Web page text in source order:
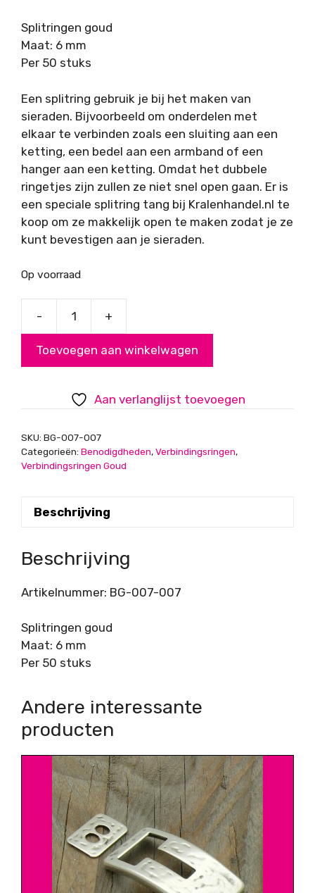
Splitringen goud
Maat: 6 mm
Per 50 stuks
Een splitring gebruik je bij het maken van
sieraden. Bijvoorbeeld om onderdelen met
elkaar te verbinden zoals een sluiting aan een
ketting, een bedel aan een armband of een
hanger aan een ketting. Omdat het dubbele
ringetjes zijn zullen ze niet snel open gaan. Er is
een speciale splitring tang bij Kralenhandel.nl te
koop om ze makkelijk open te maken zodat je ze
kunt bevestigen aan je sieraden.
Op voorraad
-
6mm
+
Toevoegen aan winkelwagen
Aan verlanglijst toevoegen
SKU: BG-007-007
Categorieën: Benodigdheden,Verbindingsringen,
Verbindingsringen Goud
Beschrijving
Beschrijving
Artikelnummer: BG-007-007
Splitringen goud
Maat: 6 mm
Per 50 stuks
Andere interessante
producten